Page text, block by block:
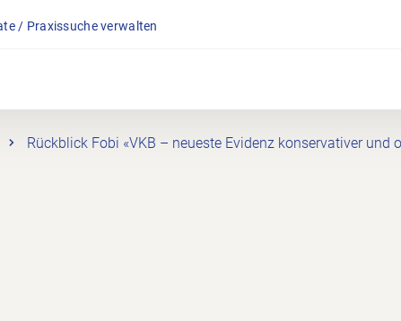
/ Praxissuche verwalten
Rückblick Fobi «VKB – neueste Evidenz konservativer und